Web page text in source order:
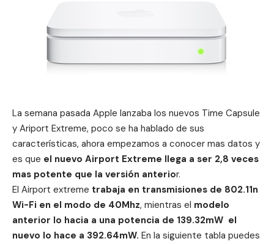
La semana pasada Apple lanzaba los nuevos Time Capsule
y Ariport Extreme, poco se ha hablado de sus
características, ahora empezamos a conocer mas datos y
es que el nuevo Airport Extreme llega a ser 2,8 veces
mas potente que la versión anterior.
El Airport extreme trabaja en transmisiones de 802.11n
Wi-Fi en el modo de 40Mhz, mientras el modelo
anterior lo hacia a una potencia de 139.32mW el
nuevo lo hace a 392.64mW. En la siguiente tabla puedes